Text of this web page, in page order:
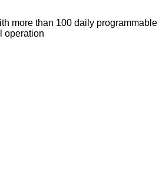
more than 100 daily
operation